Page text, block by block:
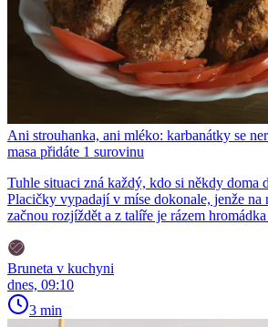
Ani strouhanka, ani mléko: karbanátky se
masa přidáte 1 surovinu
Tuhle situaci zná každý, kdo si někdy doma
Placičky vypadají v míse dokonale, jenže na
začnou rozjíždět a z talíře je rázem
Bruneta v kuchyni
dnes, 09:10
3 min